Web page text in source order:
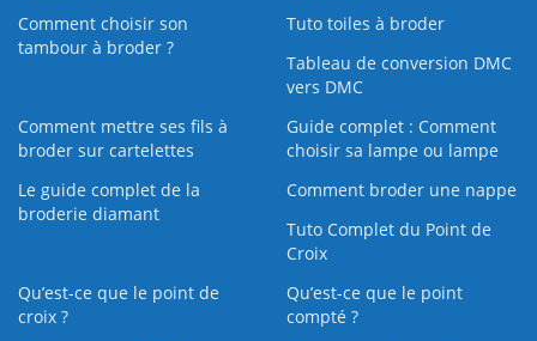
Comment choisir son
tambour à broder ?
Tuto toiles à broder
Tableau de conversion DMC
vers DMC
Comment mettre ses fils à
broder sur cartelettes
Guide complet : Comment
choisir sa lampe ou lampe
Le guide complet de la
broderie diamant
Comment broder une nappe
Tuto Complet du Point de
Croix
Qu’est-ce que le point de
croix ?
Qu’est-ce que le point
compté ?